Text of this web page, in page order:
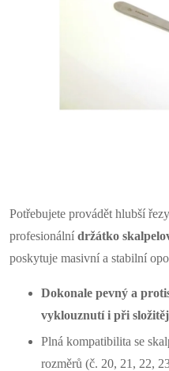
Potřebujete provádět hlubší
profesionální držátko
poskytuje masivní a stabilní
Dokonale pevný a
vyklouznutí i při
Plná kompatibilita se
rozměrů (č. 20, 21, 22,